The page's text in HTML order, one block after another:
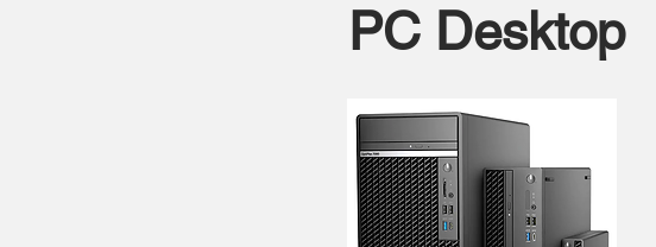
PC Desktop